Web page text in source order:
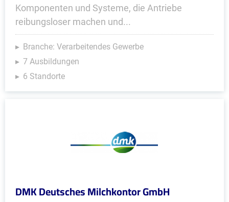
Komponenten und Systeme, die Antriebe
reibungsloser machen und...
Branche: Verarbeitendes Gewerbe
7 Ausbildungen
6 Standorte
DMK Deutsches Milchkontor GmbH